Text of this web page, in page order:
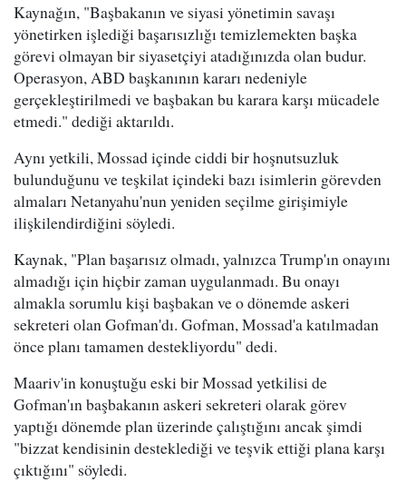
Kaynağın, "Başbakanın ve siyasi yönetimin savaşı
yönetirken işlediği başarısızlığı temizlemekten başka
görevi olmayan bir siyasetçiyi atadığınızda olan budur.
Operasyon, ABD başkanının kararı nedeniyle
gerçekleştirilmedi ve başbakan bu karara karşı mücadele
etmedi." dediği aktarıldı.
Aynı yetkili, Mossad içinde ciddi bir hoşnutsuzluk
bulunduğunu ve teşkilat içindeki bazı isimlerin görevden
almaları Netanyahu'nun yeniden seçilme girişimiyle
ilişkilendirdiğini söyledi.
Kaynak, "Plan başarısız olmadı, yalnızca Trump'ın onayını
almadığı için hiçbir zaman uygulanmadı. Bu onayı
almakla sorumlu kişi başbakan ve o dönemde askeri
sekreteri olan Gofman'dı. Gofman, Mossad'a katılmadan
önce planı tamamen destekliyordu" dedi.
Maariv'in konuştuğu eski bir Mossad yetkilisi de
Gofman'ın başbakanın askeri sekreteri olarak görev
yaptığı dönemde plan üzerinde çalıştığını ancak şimdi
"bizzat kendisinin desteklediği ve teşvik ettiği plana karşı
çıktığını" söyledi.